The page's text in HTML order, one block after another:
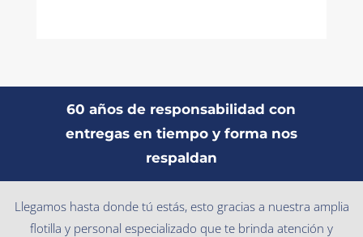
60 años de responsabilidad con
entregas en tiempo y forma nos
respaldan
Llegamos hasta donde tú estás, esto gracias a nuestra amplia
flotilla y personal especializado que te brinda atención y